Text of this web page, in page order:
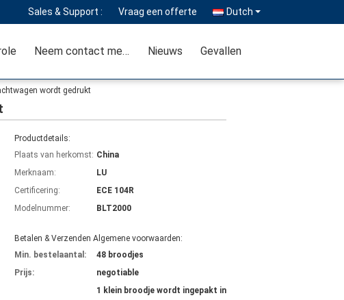
Sales & Support : Vraag een offerte Dutch
Neem contact met ons op Nieuws Gevallen
wordt gedrukt
Productdetails:
Plaats van herkomst: China
Merknaam:
LU
Certificering:
ECE 104R
Modelnummer:
BLT2000
Betalen & Verzenden Algemene voorwaarden:
Min. bestelaantal:
48 broodjes
Prijs:
negotiable
1 klein broodje wordt ingepakt in